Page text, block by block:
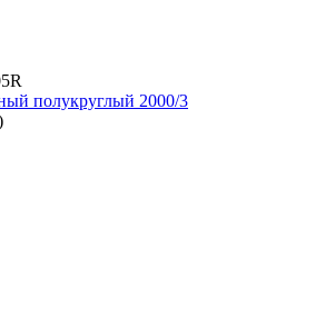
полукруглый 2000/3